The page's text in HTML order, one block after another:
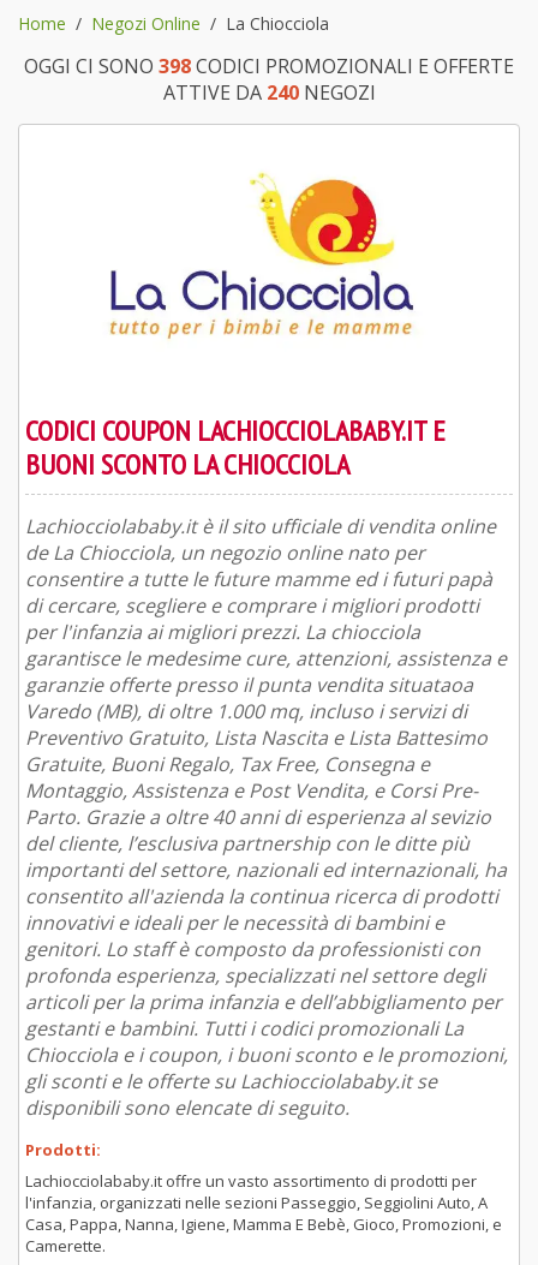
Home Negozi Online La Chiocciola
OGGI CI SONO 398CODICI PROMOZIONALI E OFFERTE
ATTIVE DA 240NEGOZI
CODICI COUPON LACHIOCCIOLABABY.IT E
BUONI SCONTO LA CHIOCCIOLA
Lachiocciolababy.it è il sito ufficiale di vendita online
de La Chiocciola, un negozio online nato per
consentire a tutte le future mamme ed i futuri papà
di cercare, scegliere e comprare i migliori prodotti
per l'infanzia ai migliori prezzi. La chiocciola
garantisce le medesime cure, attenzioni, assistenza e
garanzie offerte presso il punta vendita situataoa
Varedo (MB), di oltre 1.000 mq, incluso i servizi di
Preventivo Gratuito, Lista Nascita e Lista Battesimo
Gratuite, Buoni Regalo, Tax Free, Consegna e
Montaggio, Assistenza e Post Vendita, e Corsi Pre-
Parto. Grazie a oltre 40 anni di esperienza al sevizio
del cliente, l’esclusiva partnership con le ditte più
importanti del settore, nazionali ed internazionali, ha
consentito all'azienda la continua ricerca di prodotti
innovativi e ideali per le necessità di bambini e
genitori. Lo staff è composto da professionisti con
profonda esperienza, specializzati nel settore degli
articoli per la prima infanzia e dell’abbigliamento per
gestanti e bambini. Tutti i codici promozionali La
Chiocciola e i coupon, i buoni sconto e le promozioni,
gli sconti e le offerte su Lachiocciolababy.it se
disponibili sono elencate di seguito.
Prodotti:
Lachiocciolababy.it offre un vasto assortimento di prodotti per
l'infanzia, organizzati nelle sezioni Passeggio, Seggiolini Auto, A
Casa, Pappa, Nanna, Igiene, Mamma E Bebè, Gioco, Promozioni, e
Camerette.